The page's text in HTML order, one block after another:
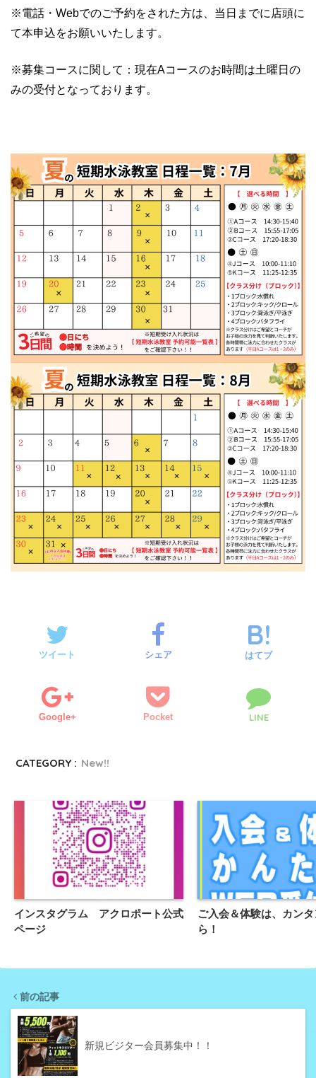
※電話・Webでのご予約をされた方は、当日までに店頭に
て本申込をお願いいたします。
※募集コースに関して：現在Aコースのお時間は土曜日の
みの受付となっております。
ツイート シェア はてブ
Google+ Pocket LINE
CATEGORY : New!!
インスタグラム アクロポート公式
ページ
ご入会＆体験は、カン
ら！
前の記事
新規ビジター会員募集中！！